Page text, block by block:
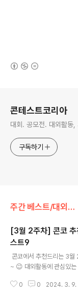
콘테스트코리아
대회. 공모전. 대외활동,
구독하기
주간 베스트/대외활동
[3월 2주차] 콘코 추
스트9
콘코에서 추천드리는 3
~ 😉 대외활동에 관심있는
리인증원 누리소통기자단
0 0 2024. 3. 9.